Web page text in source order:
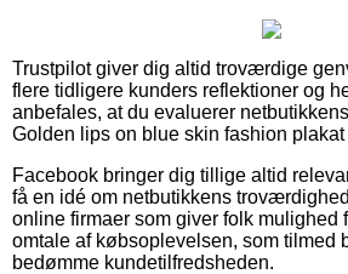
Trustpilot giver dig altid troværdige
flere tidligere kunders reflektioner og
anbefales, at du evaluerer
Golden lips on blue skin fashion plakat
Facebook bringer dig tillige altid
få en idé om netbutikkens
online firmaer som giver folk mulighed
omtale af købsoplevelsen, som tilmed
bedømme kundetilfredsheden.